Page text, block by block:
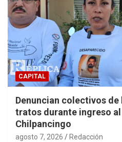
CAPITAL
Denuncian colectivos de
tratos durante ingreso al
Chilpancingo
agosto 7, 2026 Redacción